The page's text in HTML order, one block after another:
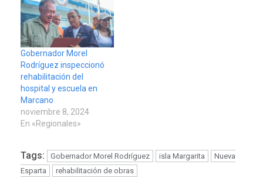
Gobernador Morel
Rodríguez inspeccionó
rehabilitación del
hospital y escuela en
Marcano
noviembre 8, 2024
En «Regionales»
Tags: Gobernador Morel Rodríguez isla Margarita
Nueva
Esparta
rehabilitación de obras